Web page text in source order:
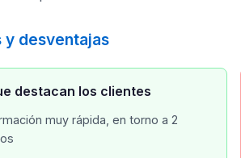
y desventajas
destacan los clientes
muy rápida, en torno a 2